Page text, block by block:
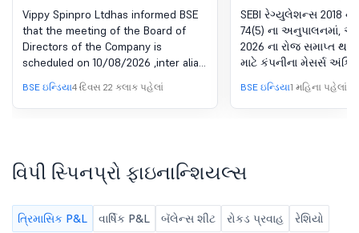
for Consider And Approve
The Unaudited Financial
Results Results For The
Quarter Ended On 30Th
June, 2026.
Vippy Spinpro Ltdhas informed BSE
that the meeting of the Board of
Directors of the Company is
scheduled on 10/08/2026 ,inter alia,
to consider and approve approve
the Un-Audited Financial Results for
the quarter ended on 30th June,
the shares of the Company is
already closed from 01st July, 2026
hours after the declaration of the
Unaudited Financial Results of the
BSE ઇન્ડિયા4 દિવસ 22 કલાક પહેલાં
અનુપાલન-
(DP) રેગ્યુલેશન્સ,
(5)
SEBI રેગ્યુલેશન્સ 2018
74(5) ના અનુપાલનમાં,
2026 ના રોજ સમાપ્ત
માટે કંપનીના મેસર્સ
પ્રાઇવેટ લિમિટેડ,
પ્રાપ્ત સર્ટિફિકેટની
સંલગ્ન કરી રહ્યા છીએ.
BSE ઇન્ડિયા1 મહિના પહેલાં
વિપી સ્પિનપ્રો ફાઇનાન્શિયલ્સ
ત્રિમાસિક P&L વાર્ષિક P&L બૅલેન્સ શીટ રોકડ પ્રવાહ રેશિયો